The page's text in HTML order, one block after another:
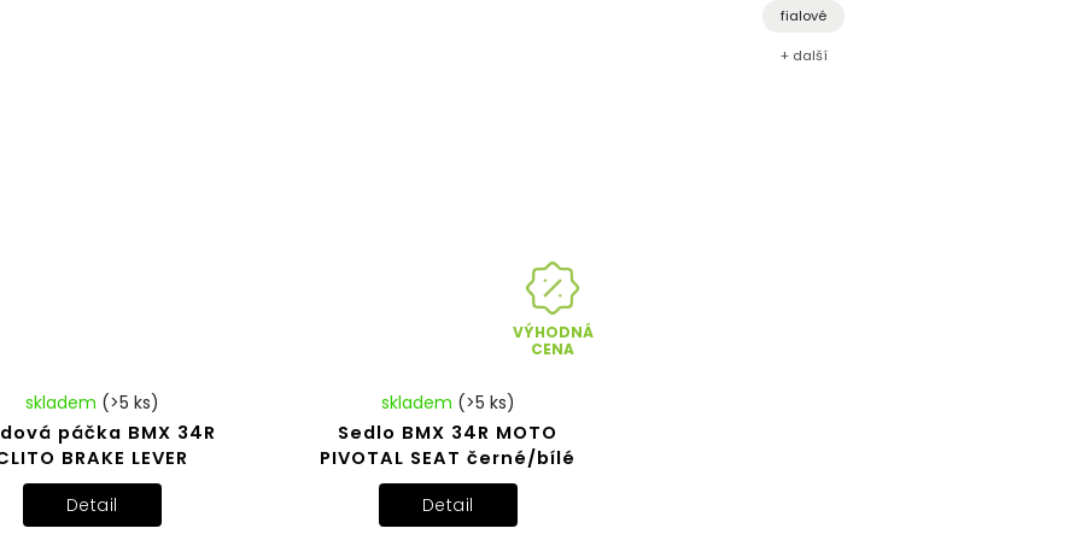
fialové
+ další
páčka BMX 34R
BRAKE LEVER
skladem (>5 ks)
Detail
VÝHODNÁ
CENA
Sedlo BMX 34R MOTO
PIVOTAL SEAT černé/bílé
skladem (>5 ks)
Detail